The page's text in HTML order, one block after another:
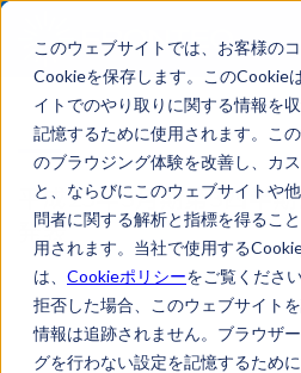
このウェブサイトでは、お客様の
Cookieを保存します。このCookie
イトでのやり取りに関する情報を
記憶するために使用されます。こ
のブラウジング体験を改善し、カ
と、ならびにこのウェブサイトや
問者に関する解析と指標を得るこ
用されます。当社で使用する
は、 Cookieポリシーをご覧ください
拒否した場合、このウェブサイト
情報は追跡されません。ブラウザ
グを行わない設定を記憶するため
平成23年3月期第3四半
発表